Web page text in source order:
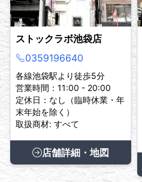
ストックラボ池袋店
0359196640
各線池袋駅より徒歩5分
営業時間：11:00 - 20:00
定休日：なし（臨時休業・年
末年始を除く）
取扱商材: すべて
店舗詳細・地図